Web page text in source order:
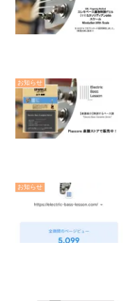
お知らせ
お知らせ